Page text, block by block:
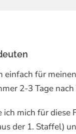
für
2-3 Tage
mich für diese
der 1. Staffel)